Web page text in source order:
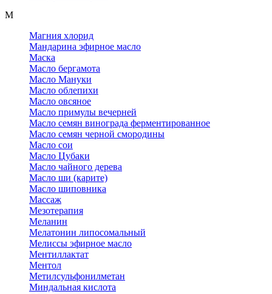
М
Магния хлорид
Мандарина эфирное масло
Маска
Масло бергамота
Масло Мануки
Масло облепихи
Масло овсяное
Масло примулы вечерней
Масло семян винограда ферментированное
Масло семян черной смородины
Масло сои
Масло Цубаки
Масло чайного дерева
Масло ши (карите)
Масло шиповника
Массаж
Мезотерапия
Меланин
Мелатонин липосомальный
Мелиссы эфирное масло
Ментиллактат
Ментол
Метилсульфонилметан
Миндальная кислота